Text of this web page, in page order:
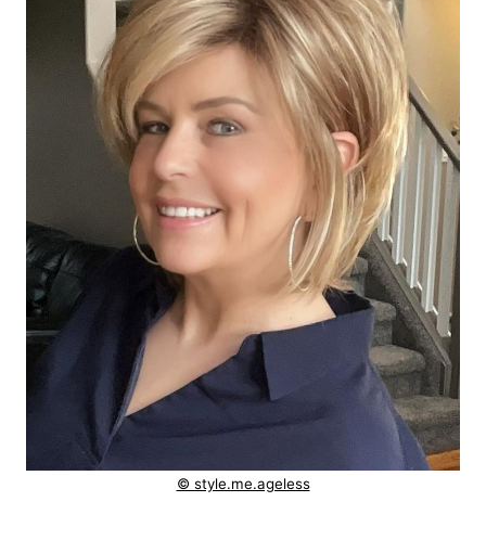
© style.me.ageless